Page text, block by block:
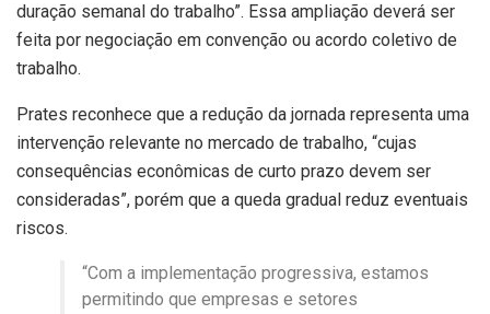
duração semanal do trabalho”. Essa ampliação deverá ser
feita por negociação em convenção ou acordo coletivo de
trabalho.
Prates reconhece que a redução da jornada representa uma
intervenção relevante no mercado de trabalho, “cujas
consequências econômicas de curto prazo devem ser
consideradas”, porém que a queda gradual reduz eventuais
riscos.
“Com a implementação progressiva, estamos
permitindo que empresas e setores